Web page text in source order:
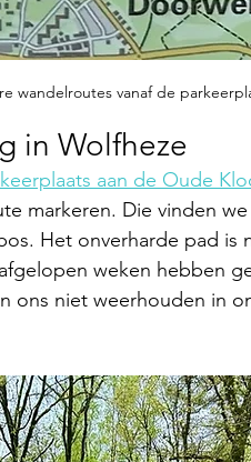
wandelroutes vanaf de
in Wolfheze
aan de Oude
markeren. Die vinden
Het onverharde pad is
weken hebben
ons niet weerhouden in